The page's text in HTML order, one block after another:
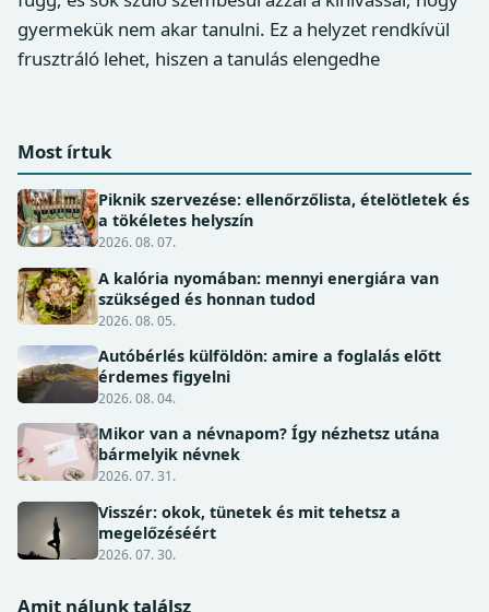
gyermekük nem akar tanulni. Ez a helyzet rendkívül
frusztráló lehet, hiszen a tanulás elengedhe
Most írtuk
Piknik szervezése: ellenőrzőlista, ételötletek és
a tökéletes helyszín
2026. 08. 07.
A kalória nyomában: mennyi energiára van
szükséged és honnan tudod
2026. 08. 05.
Autóbérlés külföldön: amire a foglalás előtt
érdemes figyelni
2026. 08. 04.
Mikor van a névnapom? Így nézhetsz utána
bármelyik névnek
2026. 07. 31.
Visszér: okok, tünetek és mit tehetsz a
megelőzéséért
2026. 07. 30.
Amit nálunk találsz